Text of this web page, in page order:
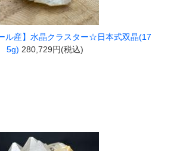
ル産】水晶クラスター☆日本式双晶(17
5g) 280,729円(税込)